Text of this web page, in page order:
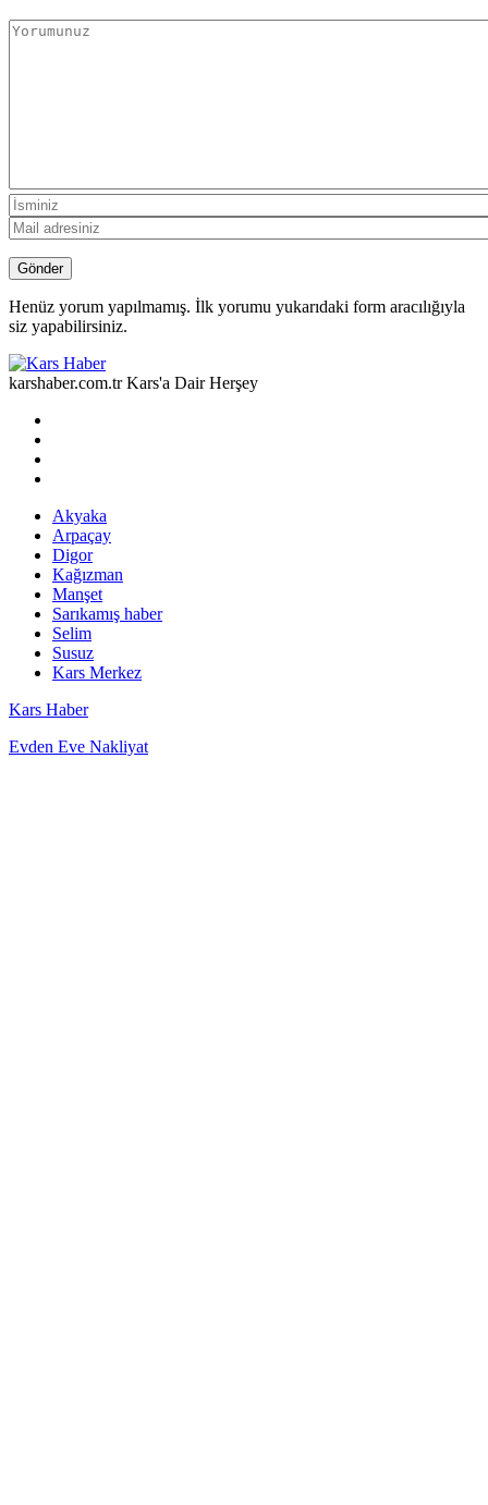
Henüz yorum yapılmamış. İlk yorumu yukarıdaki form aracılığıyla
siz yapabilirsiniz.
karshaber.com.tr Kars'a Dair Herşey
Akyaka
Arpaçay
Digor
Kağızman
Manşet
Sarıkamış haber
Selim
Susuz
Kars Merkez
Kars Haber
Evden Eve Nakliyat